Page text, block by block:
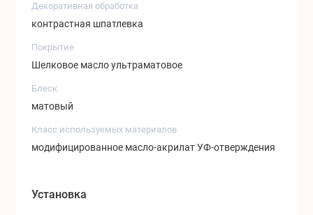
Декоративная обработка
контрастная шпатлевка
Покрытие
Шелковое масло ультраматовое
Блеск
матовый
Класс используемых материалов
модифицированное масло-акрилат УФ-отверждения
Установка